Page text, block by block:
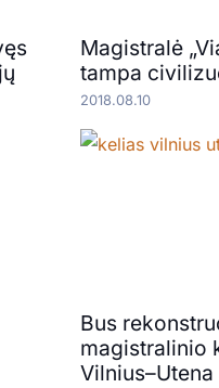
Magistralė
tampa
2018.08.10
Bus
magistralinio